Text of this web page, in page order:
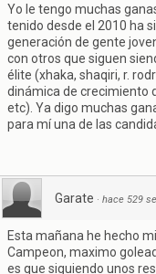
Yo le tengo muchas
tenido desde el 2010 ha
generación de gente
con otros que siguen
élite (xhaka, shaqiri, r.
dinámica de crecimiento
etc). Ya digo muchas
para mí una de las
Garate · hace 529
Esta mañana he hecho
Campeon, maximo
es que siguiendo unos